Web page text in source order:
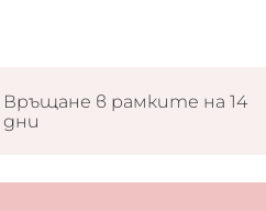
Връщане в рамките на 14
дни